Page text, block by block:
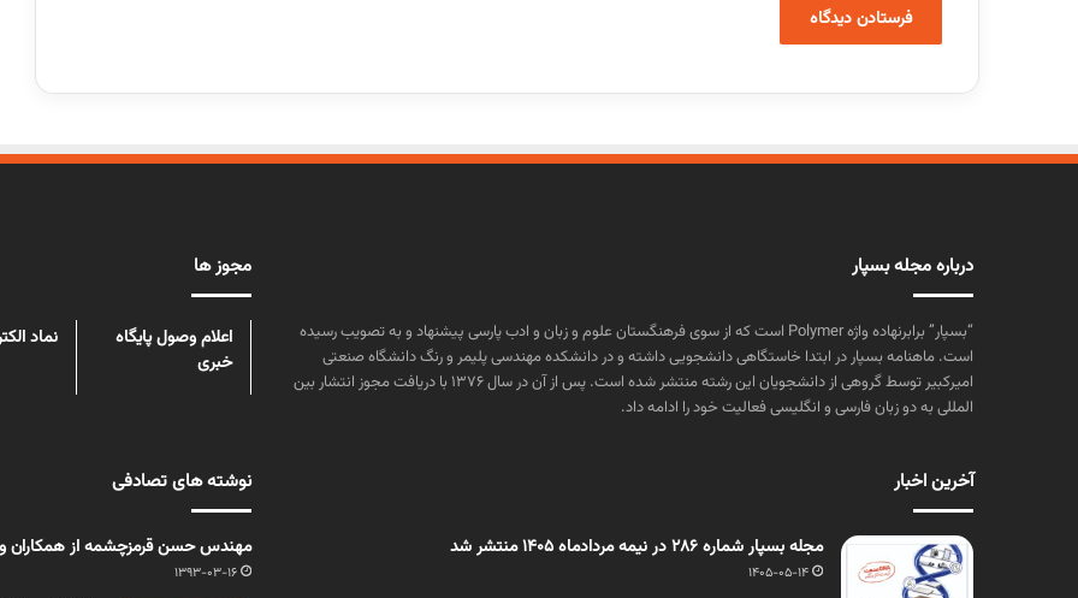
درباره مجله بسپار
“بسپار” برابرنهاده واژه Polymer است که از سوی فرهنگستان علوم و زبان و ادب پارسی پیشنهاد و به تصویب رسیده
است. ماهنامه بسپار در ابتدا خاستگاهی دانشجویی داشته و در دانشکده مهندسی پلیمر و رنگ دانشگاه صنعتی
امیرکبیر توسط گروهی از دانشجویان این رشته منتشر شده است. پس از آن در سال ۱۳۷۶ با دریافت مجوز انتشار بین
المللی به دو زبان فارسی و انگلیسی فعالیت خود را ادامه داد.
مجوز ها
اعلام وصول پایگاه
خبری
نماد
آخرین اخبار
مجله بسپار شماره 286 در نیمه مردادماه 1405 منتشر شد
1405-05-14
نوشته های تصادفی
مهندس حسن قرمزچشمه از همکاران
1393-03-16